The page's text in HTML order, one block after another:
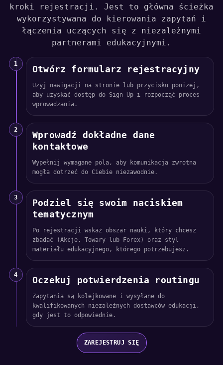
kroki rejestracji. Jest to główna ścieżka
wykorzystywana do kierowania zapytań i
łączenia uczących się z niezależnymi
partnerami edukacyjnymi.
1
Otwórz formularz rejestracyjny
Użyj nawigacji na stronie lub przycisku poniżej,
aby uzyskać dostęp do Sign Up i rozpocząć proces
wprowadzania.
2
Wprowadź dokładne dane
kontaktowe
Wypełnij wymagane pola, aby komunikacja zwrotna
mogła dotrzeć do Ciebie niezawodnie.
3
Podziel się swoim naciskiem
tematycznym
Po rejestracji wskaż obszar nauki, który chcesz
zbadać (Akcje, Towary lub Forex) oraz styl
materiału edukacyjnego, którego potrzebujesz.
4
Oczekuj potwierdzenia routingu
Zapytania są kolejkowane i wysyłane do
kwalifikowanych niezależnych dostawców edukacji,
gdy jest to odpowiednie.
ZAREJESTRUJ SIĘ